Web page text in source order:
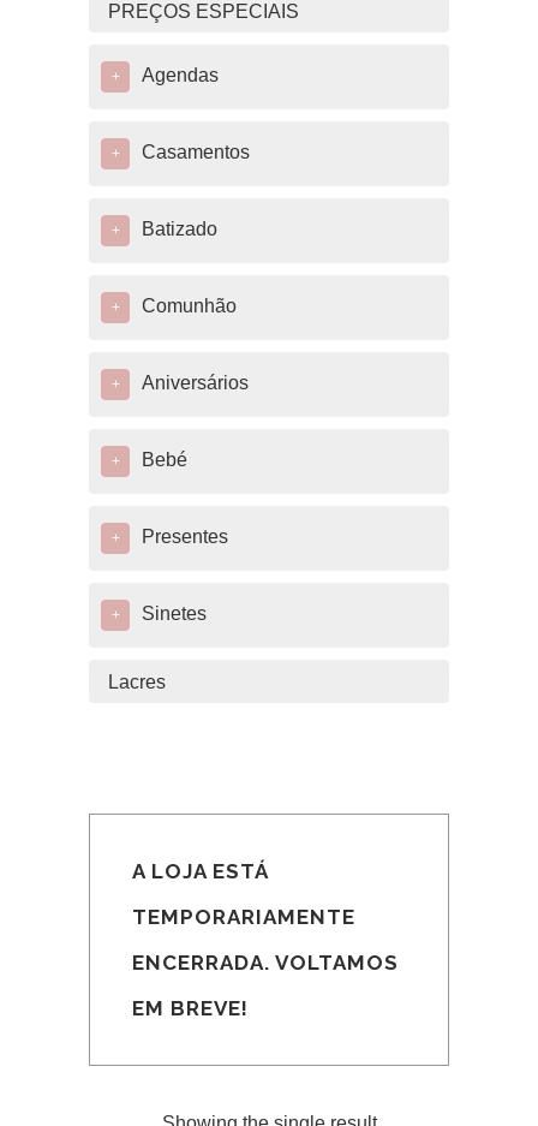
PREÇOS ESPECIAIS
+ Agendas
+ Casamentos
+ Batizado
+ Comunhão
+ Aniversários
+ Bebé
+ Presentes
+ Sinetes
Lacres
A LOJA ESTÁ
TEMPORARIAMENTE
ENCERRADA. VOLTAMOS
EM BREVE!